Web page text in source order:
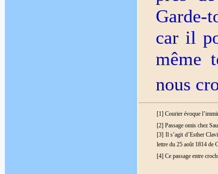
Garde-
car il
même
nous
[1] Courier évoque
[2] Passage omis chez
[3] Il s’agit d’Esther
lettre du 25 août 1814 de
[4] Ce passage entre